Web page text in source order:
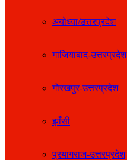
अयोध्या/उत्तरप्रदेश
गाजियाबाद-उत्तरप्रदेश
गोरखपुर-उत्तरप्रदेश
झाँसी
प्रयागराज-उत्तरप्रदेश